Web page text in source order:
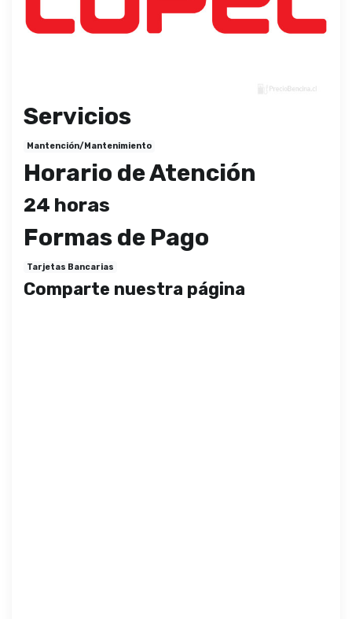
Servicios
Mantención/Mantenimiento
Horario de Atención
24 horas
Formas de Pago
Tarjetas Bancarias
Comparte nuestra página